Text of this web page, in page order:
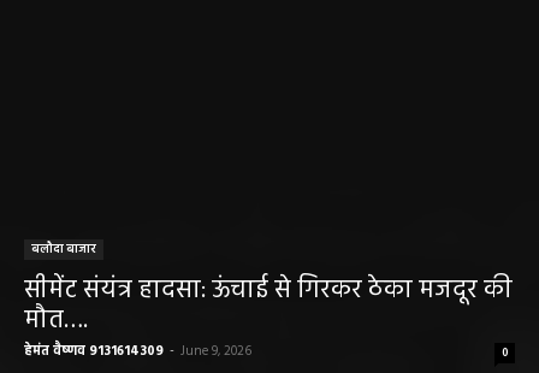
बलौदा बाजार
सीमेंट संयंत्र हादसा: ऊंचाई से गिरकर ठेका मजदूर की
मौत….
हेमंत वैष्णव 9131614309 - June 9, 2026 0